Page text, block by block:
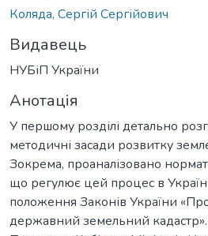
Коляда, Сергій Сергійович
Видавець
НУБіП України
Анотація
У першому розділі детально
методичні засади розвитку
Зокрема, проаналізовано
що регулює цей процес в
положення Законів України
державний земельний